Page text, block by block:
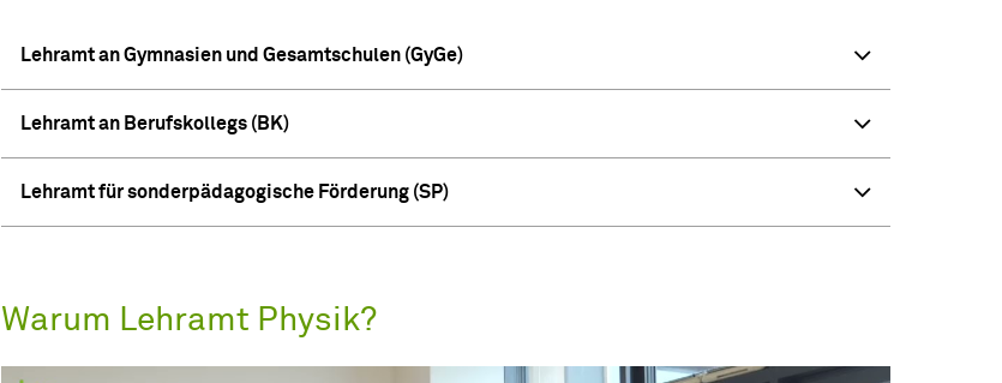
Lehramt an Gymnasien und Gesamtschulen (GyGe)
Lehramt an Berufskollegs (BK)
Lehramt für sonderpädagogische Förderung (SP)
Warum Lehramt Physik?